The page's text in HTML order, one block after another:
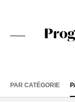
PAR CATÉGORIE